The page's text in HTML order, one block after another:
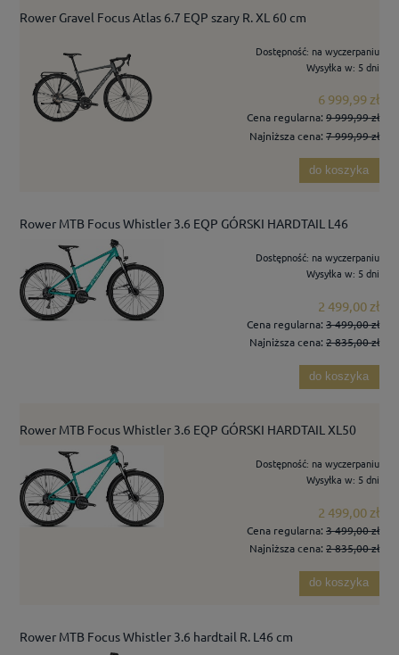
Rower Gravel Focus Atlas 6.7 EQP szary R. XL 60 cm
Dostępność: na wyczerpaniu
Wysyłka w: 5 dni
6 999,99 zł
Cena regularna: 9 999,99 zł
Najniższa cena: 7 999,99 zł
do koszyka
Rower MTB Focus Whistler 3.6 EQP GÓRSKI HARDTAIL L46
Dostępność: na wyczerpaniu
Wysyłka w: 5 dni
2 499,00 zł
Cena regularna: 3 499,00 zł
Najniższa cena: 2 835,00 zł
do koszyka
Rower MTB Focus Whistler 3.6 EQP GÓRSKI HARDTAIL XL50
Dostępność: na wyczerpaniu
Wysyłka w: 5 dni
2 499,00 zł
Cena regularna: 3 499,00 zł
Najniższa cena: 2 835,00 zł
do koszyka
Rower MTB Focus Whistler 3.6 hardtail R. L46 cm